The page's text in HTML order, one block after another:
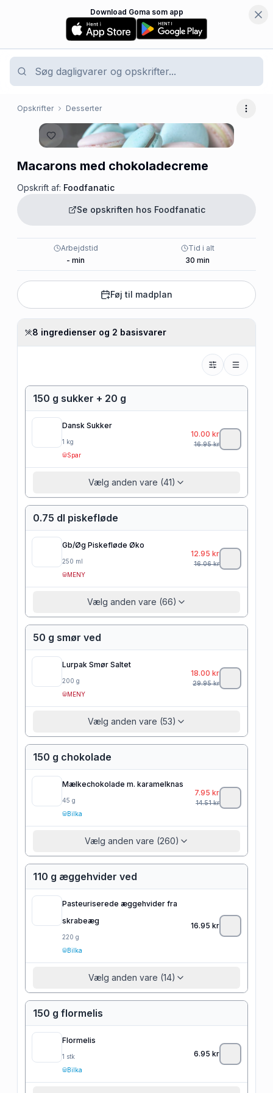
Download Goma som app
Opskrifter Desserter Flere
Macarons med chokoladecreme
Opskrift af: Foodfanatic
Se opskriften hos Foodfanatic
Arbejdstid
- min
Tid i alt
30 min
Føj til madplan
8 ingredienser og 2 basisvarer
150 g sukker + 20 g
Dansk Sukker
1 kg
Spar
10.00 kr
16.95kr
Vælg anden vare (41)
0.75 dl piskefløde
Gb/Øg Piskefløde Øko
250 ml
MENY
12.95 kr
16.06kr
Vælg anden vare (66)
50 g smør ved
Lurpak Smør Saltet
200 g
MENY
18.00 kr
29.95kr
Vælg anden vare (53)
150 g chokolade
Mælkechokolade m. karamelknas
45 g
Bilka
7.95 kr
14.51kr
Vælg anden vare (260)
110 g æggehvider ved
Pasteuriserede æggehvider fra
skrabeæg
220 g
Bilka
16.95 kr
Vælg anden vare (14)
150 g flormelis
Flormelis
1 stk
Bilka
6.95 kr